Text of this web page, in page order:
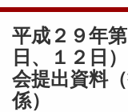
平成２９年
日、１２日
会提出資料
係）